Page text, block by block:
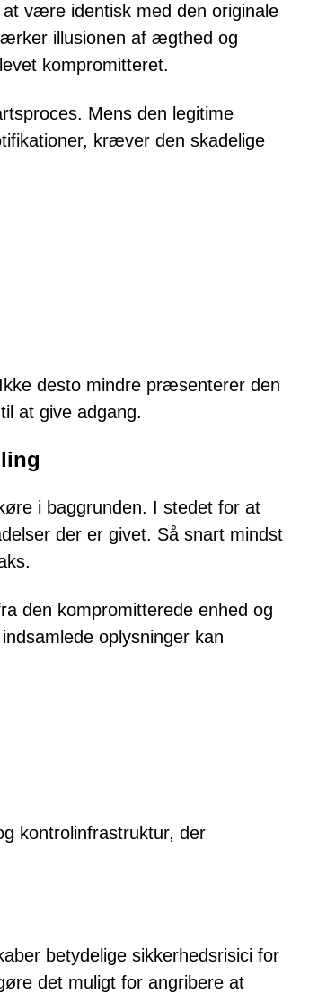
være identisk med den originale
illusionen af ægthed og
kompromitteret.
Mens den legitime
kræver den skadelige
desto mindre præsenterer den
at give adgang.
i baggrunden. I stedet for at
der er givet. Så snart mindst
den kompromitterede enhed og
oplysninger kan
kontrolinfrastruktur, der
betydelige sikkerhedsrisici for
det muligt for angribere at